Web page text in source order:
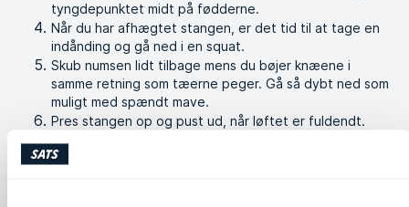
tyngdepunktet midt på fødderne.
Når du har afhægtet stangen, er det tid til at tage en
indånding og gå ned i en squat.
Skub numsen lidt tilbage mens du bøjer knæene i
samme retning som tæerne peger. Gå så dybt ned som
muligt med spændt mave.
Pres stangen op og pust ud, når løftet er fuldendt.
Lignende øvelser